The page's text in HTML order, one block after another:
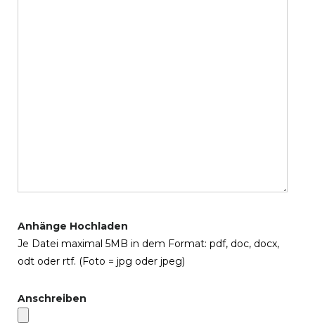
Anhänge Hochladen
Je Datei maximal 5MB in dem Format: pdf, doc, docx,
odt oder rtf. (Foto = jpg oder jpeg)
Anschreiben